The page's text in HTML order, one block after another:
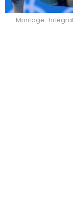
Montage :